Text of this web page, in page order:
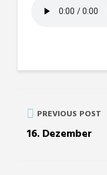
PREVIOUS POST
16. Dezember